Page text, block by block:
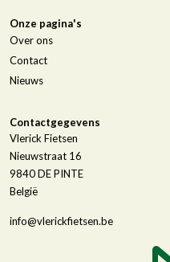
Onze pagina's
Over ons
Contact
Nieuws
Contactgegevens
Vlerick Fietsen
Nieuwstraat 16
9840DE PINTE
België
info@vlerickfietsen.be